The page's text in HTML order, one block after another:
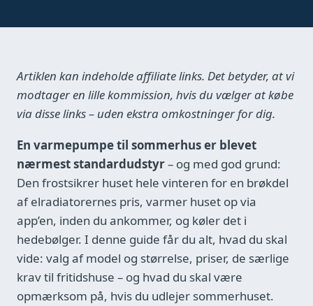
Artiklen kan indeholde affiliate links. Det betyder, at vi
modtager en lille kommission, hvis du vælger at købe
via disse links – uden ekstra omkostninger for dig.
En varmepumpe til sommerhus er blevet
nærmest standardudstyr– og med god grund:
Den frostsikrer huset hele vinteren for en brøkdel
af elradiatorernes pris, varmer huset op via
app’en, inden du ankommer, og køler det i
hedebølger. I denne guide får du alt, hvad du skal
vide: valg af model og størrelse, priser, de særlige
krav til fritidshuse – og hvad du skal være
opmærksom på, hvis du udlejer sommerhuset.